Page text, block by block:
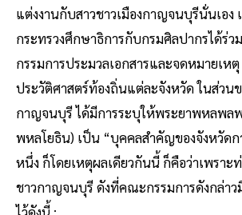
แต่งงานกับสาวชาวเมืองกาญจนบุรีนั่นเอง
กระทรวงศึกษาธิการกับกรมศิลปากรได้ร่
กรรมการประมวลเอกสารและจดหมายเห
ประวัติศาสตร์ท้องถิ่นแต่ละจังหวัด ในส่วน
กาญจนบุรี ได้มีการระบุให้พระยาพหลพล
พหลโยธิน) เป็น “บุคคลสำคัญของจังหวัด
หนึ่ง ก็โดยเหตุผลเดียวกันนี้ ก็คือว่าเพราะ
ชาวกาญจนบุรี ดังที่คณะกรรมการดังกล่าว